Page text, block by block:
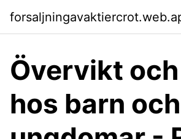
Övervikt
hos barn och